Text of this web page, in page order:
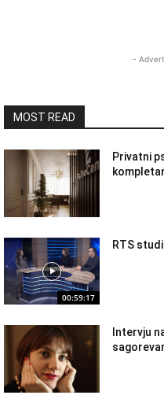
-
MOST READ
Privatni
00:59:17
RTS
Intervju